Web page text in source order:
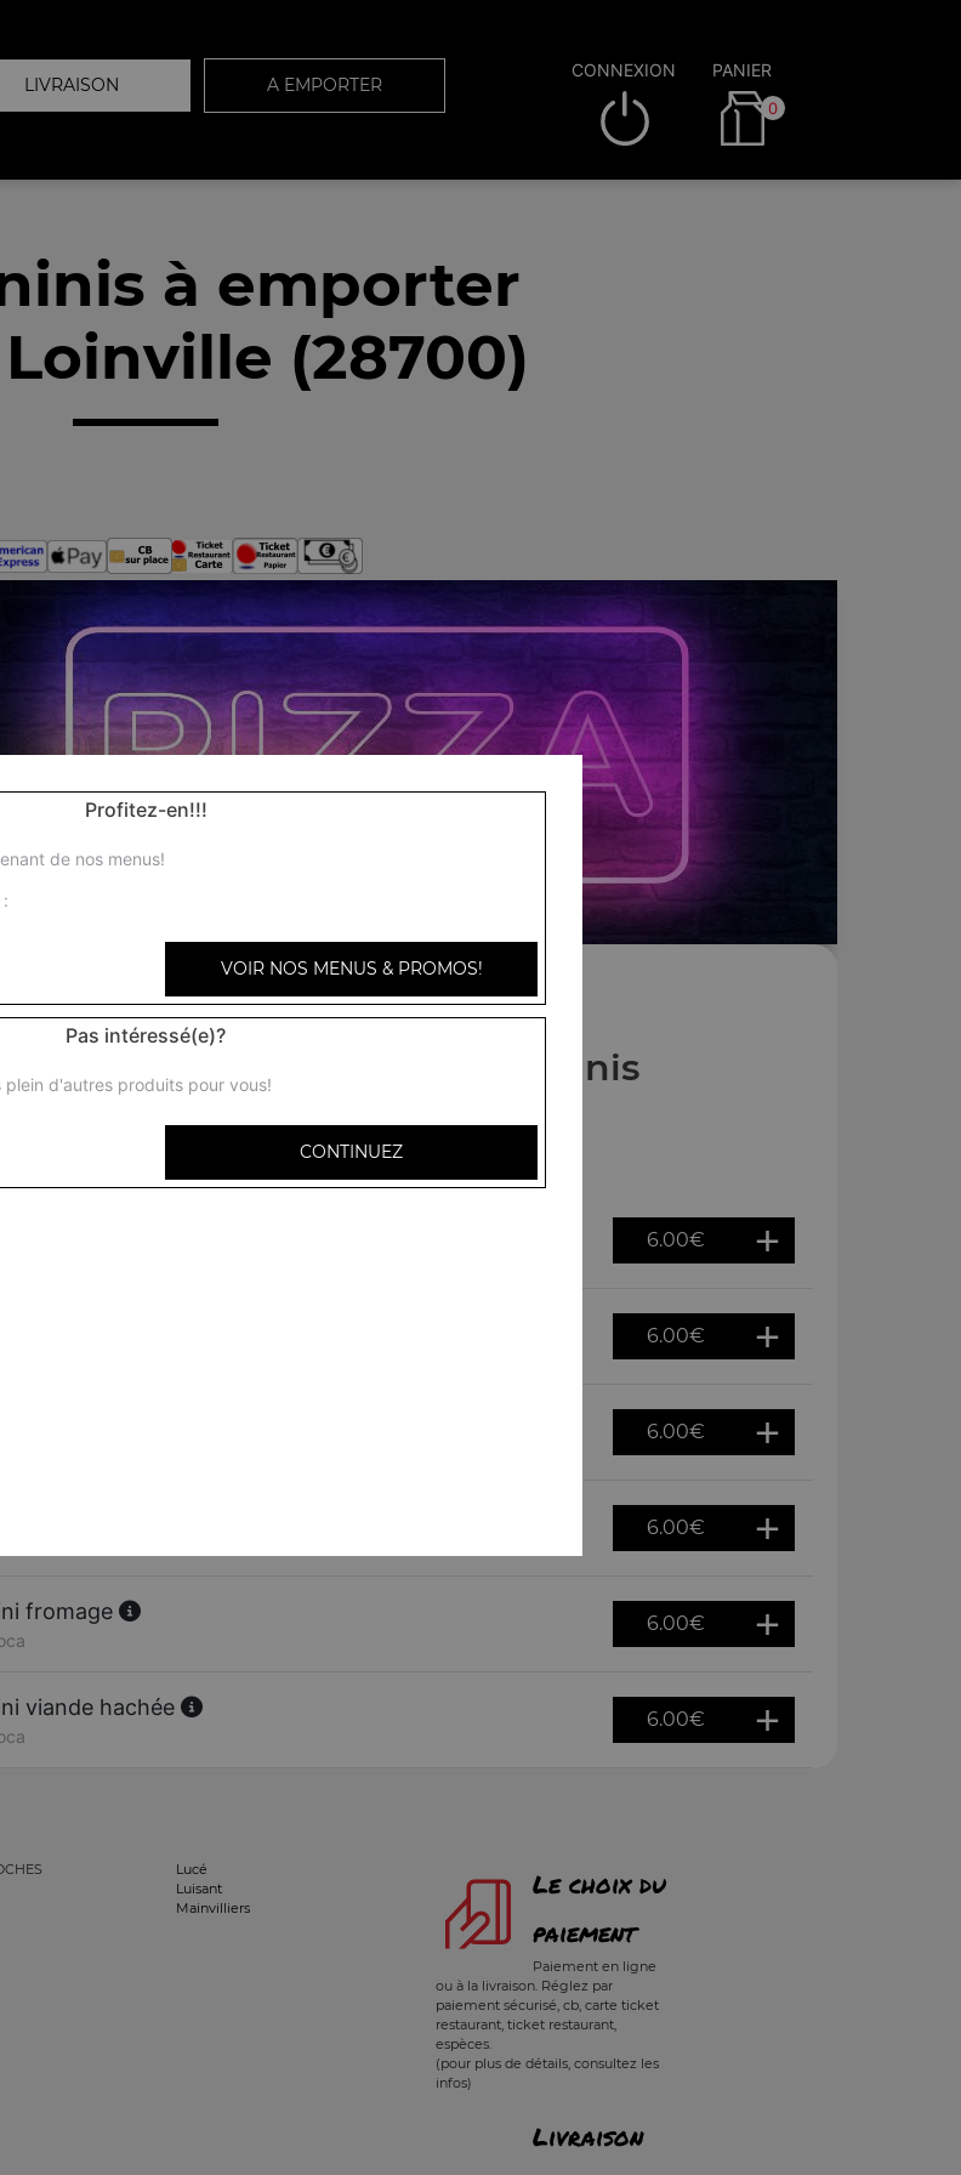
LIVRAISON A EMPORTER
CONNEXION PANIER
0
à emporter
(28700)
Nos Paninis
6.00€
6.00€
6.00€
6.00€
fromage 6.00€
viande hachée 6.00€
Lucé
Luisant
Mainvilliers
Le choix du
paiement
Paiement en ligne
ou à la livraison. Réglez par
paiement sécurisé, cb, carte ticket
restaurant, ticket restaurant,
espèces.
(pour plus de détails, consultez les
infos)
Livraison
Profitez-en!!!
de nos menus!
VOIR NOS MENUS & PROMOS!
Pas intéressé(e)?
d'autres produits pour vous!
CONTINUEZ